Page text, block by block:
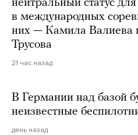
нейтральный статус для
в международных
них — Камила Валиева
Трусова
21 час назад
В Германии над базой
неизвестные
день назад